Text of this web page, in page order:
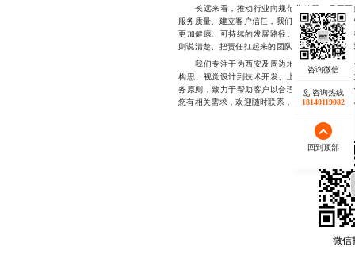
长远来看，推动行业向规范化发展，需要更
服务质量、建立客户信任，我们相信，整个西安
更加健康、可持续的发展路径。而对于每一位
则说清楚、把责任扛起来的团队，才是实现项目
我们专注于为西安及周边地区的中小企业和
构思、视觉设计到技术开发、上线运营的全链
务原则，致力于帮助客户以合理成本实现高效
您有相关需求，欢迎随时联系，开发中
微信
咨询热线
18140119082
回到顶部